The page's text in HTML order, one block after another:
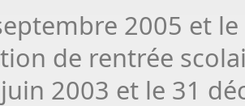
2005 et
de rentrée
2003 et le 31